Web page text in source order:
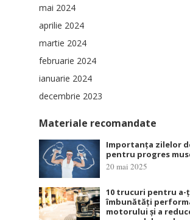
mai 2024
aprilie 2024
martie 2024
februarie 2024
ianuarie 2024
decembrie 2023
Materiale recomandate
Importanța zilelor
pentru progres
20 mai 2025
10 trucuri pentru a-
îmbunătăți
motorului și a